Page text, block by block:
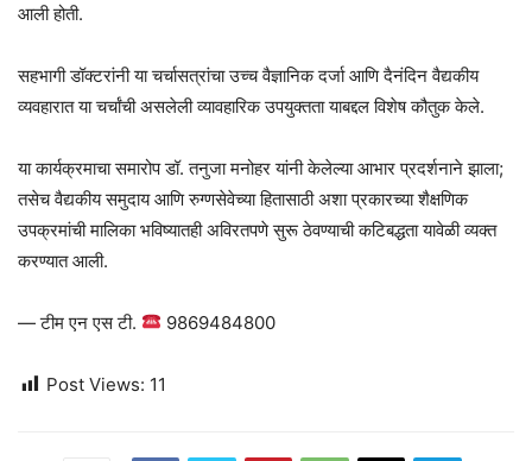
आली होती.
सहभागी डॉक्टरांनी या चर्चासत्रांचा उच्च वैज्ञानिक दर्जा आणि दैनंदिन वैद्यकीय
व्यवहारात या चर्चांची असलेली व्यावहारिक उपयुक्तता याबद्दल विशेष कौतुक केले.
या कार्यक्रमाचा समारोप डॉ. तनुजा मनोहर यांनी केलेल्या आभार प्रदर्शनाने झाला;
तसेच वैद्यकीय समुदाय आणि रुग्णसेवेच्या हितासाठी अशा प्रकारच्या शैक्षणिक
उपक्रमांची मालिका भविष्यातही अविरतपणे सुरू ठेवण्याची कटिबद्धता यावेळी व्यक्त
करण्यात आली.
— टीम एन एस टी. 9869484800
Post Views: 11